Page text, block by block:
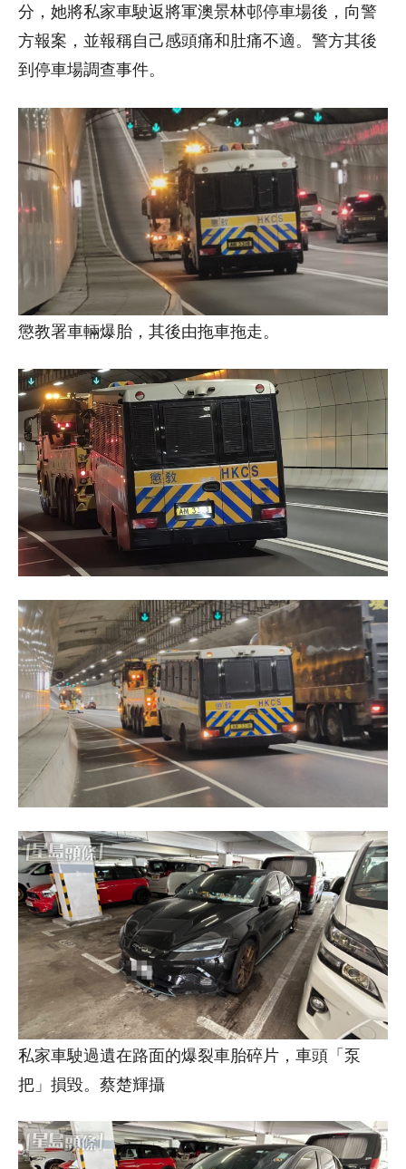
分，她將私家車駛返將軍澳景林邨停車場後，向警
方報案，並報稱自己感頭痛和肚痛不適。警方其後
到停車場調查事件。
懲教署車輛爆胎，其後由拖車拖走。
私家車駛過遺在路面的爆裂車胎碎片，車頭「泵
把」損毀。蔡楚輝攝